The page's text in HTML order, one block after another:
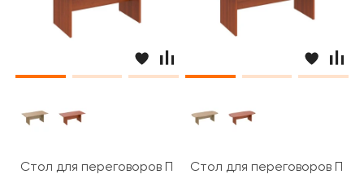
Стол для переговоров ПТ 783 PatriotСтол для переговоров ПТ